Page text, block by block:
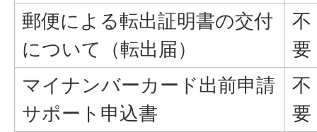
郵便による転出証明書の交付
について（転出届）
不
要
マイナンバーカード出前申請
サポート申込書
不
要